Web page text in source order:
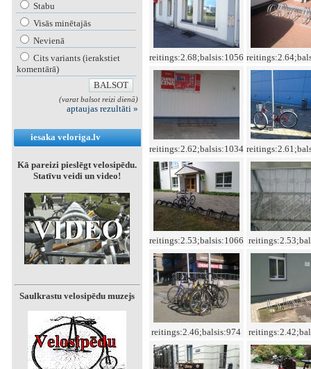
Stabu
Visās minētajās
Nevienā
Cits variants (ierakstiet
komentārā)
(varat balsot reizi dienā)
aptaujas rezultāti »
iesaka veloriga.lv
Kā pareizi pieslēgt velosipēdu.
Statīvu veidi un video!
Saulkrastu velosipēdu muzejs
reitings:2.68;balsis:1056
reitings:2.62;balsis:1034
reitings:2.53;balsis:1066
reitings:2.46;balsis:974